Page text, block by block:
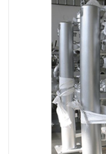
液氨装鹤管
流体装卸臂
撬装鹤管
火车鹤管